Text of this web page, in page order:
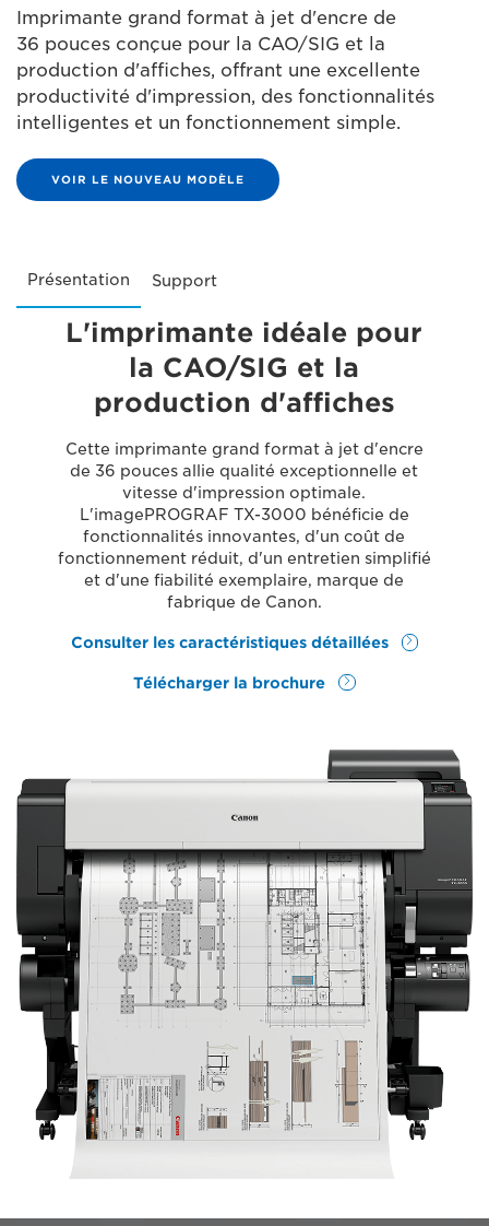
Imprimante grand format à jet d'encre de
36 pouces conçue pour la CAO/SIG et la
production d'affiches, offrant une excellente
productivité d'impression, des fonctionnalités
intelligentes et un fonctionnement simple.
VOIR LE NOUVEAU MODÈLE
Présentation Support
L'imprimante idéale pour
la CAO/SIG et la
production d'affiches
Cette imprimante grand format à jet d'encre
de 36 pouces allie qualité exceptionnelle et
vitesse d'impression optimale.
L'imagePROGRAF TX-3000 bénéficie de
fonctionnalités innovantes, d'un coût de
fonctionnement réduit, d'un entretien simplifié
et d'une fiabilité exemplaire, marque de
fabrique de Canon.
Consulter les caractéristiques détaillées
Télécharger la brochure